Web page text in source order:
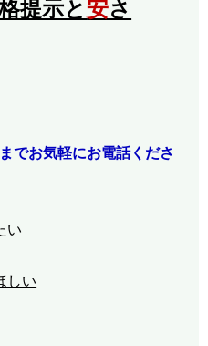
提示と安さ
でお気軽にお電話くださ
い
しい